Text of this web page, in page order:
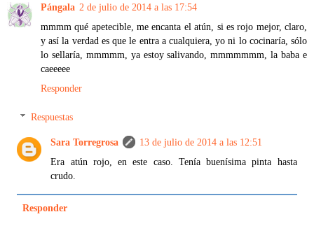
Pángala 2 de julio de 2014 a las 17:54
mmmm qué apetecible, me encanta el atún, si es rojo mejor, claro,
y así la verdad es que le entra a cualquiera, yo ni lo cocinaría, sólo
lo sellaría, mmmmm, ya estoy salivando, mmmmmmm, la baba e
caeeeee
Responder
Respuestas
Sara Torregrosa
13 de julio de 2014 a las 12:51
Era atún rojo, en este caso. Tenía buenísima pinta hasta
crudo.
Responder